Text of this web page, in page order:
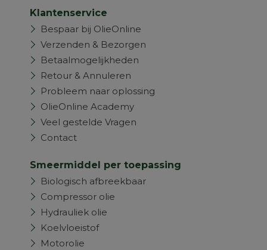
Klantenservice
Bespaar bij OlieOnline
Verzenden & Bezorgen
Betaalmogelijkheden
Retour & Annuleren
Probleem naar oplossing
OlieOnline Academy
Veel gestelde Vragen
Contact
Smeermiddel per toepassing
Biologisch afbreekbaar
Compressor olie
Hydrauliek olie
Koelvloeistof
Motorolie